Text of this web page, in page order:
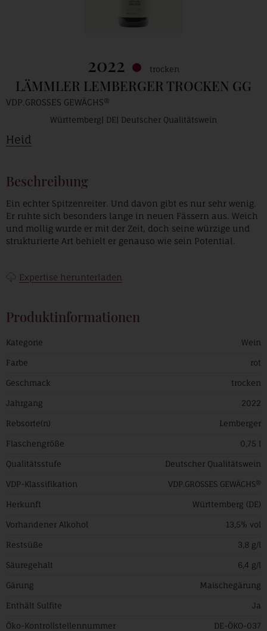
2022 trocken
LÄMMLER LEMBERGER TROCKEN GG
VDP.GROSSES GEWÄCHS®
Württemberg DE Deutscher Qualitätswein
Heid
Beschreibung
Ein echter Spitzenreiter. Und davon gibt es nur sehr wenig.
Er ruhte sich besonders lange in neuen Fässern aus. Weich
und mollig wurde er mit der Zeit, doch seine würzige und
strukturierte Art behielt er genauso wie sein Potential.
Expertise herunterladen
Produktinformationen
Kategorie Wein
Farbe rot
Geschmack trocken
Jahrgang 2022
Rebsorte(n) Lemberger
Flaschengröße 0,75 l
Qualitätsstufe Deutscher Qualitätswein
VDP-Klassifikation VDP.GROSSES GEWÄCHS®
Herkunft Württemberg (DE)
Vorhandener Alkohol 13,5% vol
Restsüße 3,8 g/l
Säuregehalt 6,4 g/l
Gärung Maischegärung
Enthält Sulfite Ja
Öko-Kontrollstellennummer DE-ÖKO-037